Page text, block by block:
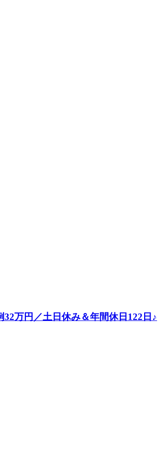
万円／土日休み＆年間休日122日♪